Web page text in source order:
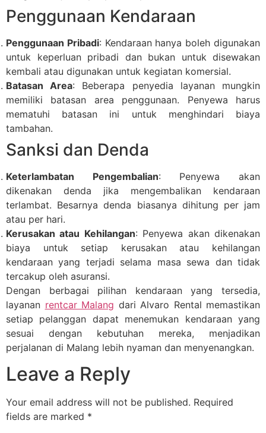
Penggunaan Kendaraan
Penggunaan Pribadi: Kendaraan hanya boleh digunakan
untuk keperluan pribadi dan bukan untuk disewakan
kembali atau digunakan untuk kegiatan komersial.
Batasan Area: Beberapa penyedia layanan mungkin
memiliki batasan area penggunaan. Penyewa harus
mematuhi batasan ini untuk menghindari biaya
tambahan.
Sanksi dan Denda
Keterlambatan Pengembalian: Penyewa akan
dikenakan denda jika mengembalikan kendaraan
terlambat. Besarnya denda biasanya dihitung per jam
atau per hari.
Kerusakan atau Kehilangan: Penyewa akan dikenakan
biaya untuk setiap kerusakan atau kehilangan
kendaraan yang terjadi selama masa sewa dan tidak
tercakup oleh asuransi.
Dengan berbagai pilihan kendaraan yang tersedia,
layanan rentcar Malang dari Alvaro Rental memastikan
setiap pelanggan dapat menemukan kendaraan yang
sesuai dengan kebutuhan mereka, menjadikan
perjalanan di Malang lebih nyaman dan menyenangkan.
Leave a Reply
Your email address will not be published. Required
fields are marked *